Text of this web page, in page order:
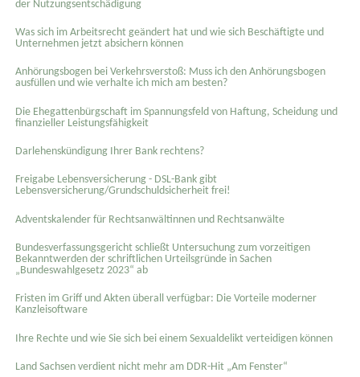
der Nutzungsentschädigung
Was sich im Arbeitsrecht geändert hat und wie sich Beschäftigte und
Unternehmen jetzt absichern können
Anhörungsbogen bei Verkehrsverstoß: Muss ich den Anhörungsbogen
ausfüllen und wie verhalte ich mich am besten?
Die Ehegattenbürgschaft im Spannungsfeld von Haftung, Scheidung und
finanzieller Leistungsfähigkeit
Darlehenskündigung Ihrer Bank rechtens?
Freigabe Lebensversicherung - DSL-Bank gibt
Lebensversicherung/Grundschuldsicherheit frei!
Adventskalender für Rechtsanwältinnen und Rechtsanwälte
Bundesverfassungsgericht schließt Untersuchung zum vorzeitigen
Bekanntwerden der schriftlichen Urteilsgründe in Sachen
„Bundeswahlgesetz 2023“ ab
Fristen im Griff und Akten überall verfügbar: Die Vorteile moderner
Kanzleisoftware
Ihre Rechte und wie Sie sich bei einem Sexual­delikt verteidigen können
Land Sachsen verdient nicht mehr am DDR-Hit „Am Fenster“